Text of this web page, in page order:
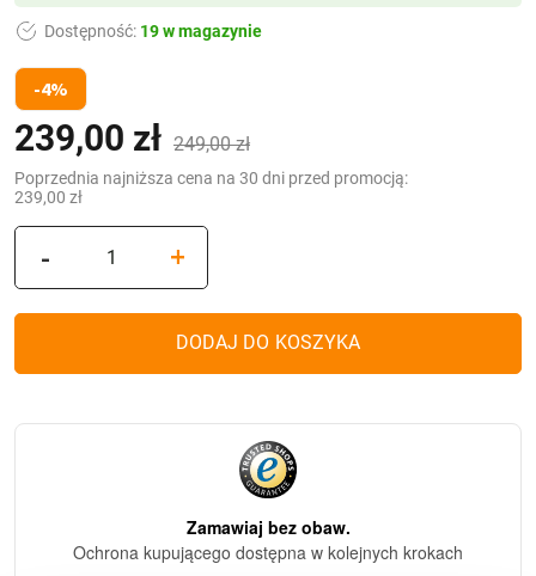
Pierwotna
cena
wynosiła:
249,00 zł.
239,00 zł
Aktualna
cena
wynosi:
239,00 zł.
(z VAT)
Poprzednia najniższa cena na 30 dni przed promocją:
239,00 zł
-4%
Dostępność: 19 w magazynie
-
Znicz
cm)
+
DODAJ DO KOSZYKA